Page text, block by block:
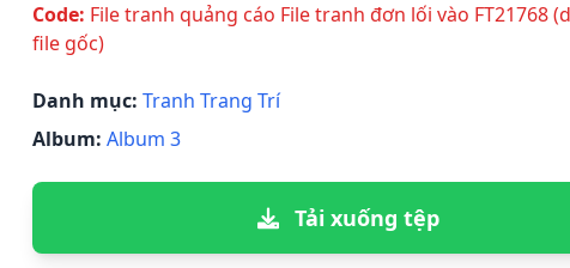
Code: File tranh quảng cáo File tranh đơn lối vào FT21768
file gốc)
Danh mục: Tranh Trang Trí
Album: Album 3
Tải xuống tệp